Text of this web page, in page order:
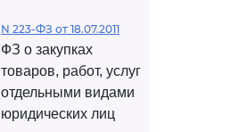
N 223-ФЗ от 18.07.2011
ФЗ о закупках
товаров, работ, услуг
отдельными видами
юридических лиц